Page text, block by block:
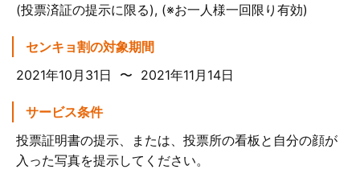
(投票済証の提示に限る), (※お一人様一回限り有効)
センキョ割の対象期間
2021年10月31日 〜 2021年11月14日
サービス条件
投票証明書の提示、または、投票所の看板と自分の顔が
入った写真を提示してください。